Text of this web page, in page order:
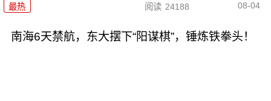
最热 阅读 24188 08-04
南海6天禁航，东大摆下“阳谋棋”，锤炼铁拳头！